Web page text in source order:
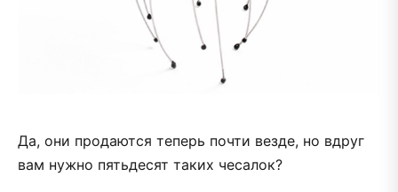
Да, они продаются теперь почти везде, но вдруг
вам нужно пятьдесят таких чесалок?